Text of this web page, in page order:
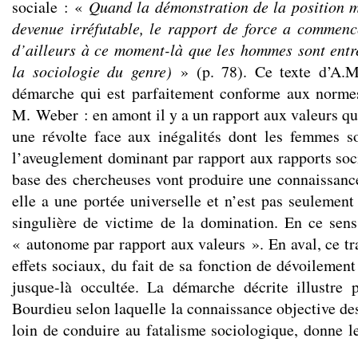
sociale : « Quand la démonstration de la position
devenue irréfutable, le rapport de force a
d’ailleurs à ce moment-là que les hommes sont
la sociologie du genre) » (p. 78). Ce texte
démarche qui est parfaitement conforme aux
M. Weber : en amont il y a un rapport aux valeurs
une révolte face aux inégalités dont les femmes
l’aveuglement dominant par rapport aux rapports
base des chercheuses vont produire une
elle a une portée universelle et n’est pas
singulière de victime de la domination. En ce
« autonome par rapport aux valeurs ». En aval, ce
effets sociaux, du fait de sa fonction de
jusque-là occultée. La démarche décrite illustre
Bourdieu selon laquelle la connaissance objective
loin de conduire au fatalisme sociologique, donne